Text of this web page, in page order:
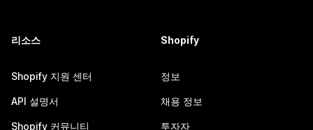
리소스
Shopify 지원 센터
API 설명서
Shopify 커뮤니티
Shopify
정보
채용 정보
투자자